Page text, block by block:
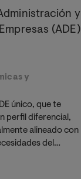
y
(ADE)
y
único, que te
perfil diferencial,
alineado con
del